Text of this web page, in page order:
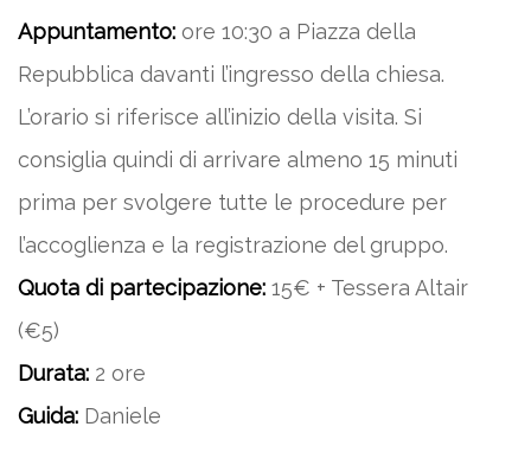
Appuntamento: ore 10:30 a Piazza della
Repubblica davanti l’ingresso della chiesa.
L’orario si riferisce all’inizio della visita. Si
consiglia quindi di arrivare almeno 15 minuti
prima per svolgere tutte le procedure per
l’accoglienza e la registrazione del gruppo.
Quota di partecipazione: 15€ + Tessera Altair
(€5)
Durata: 2 ore
Guida: Daniele